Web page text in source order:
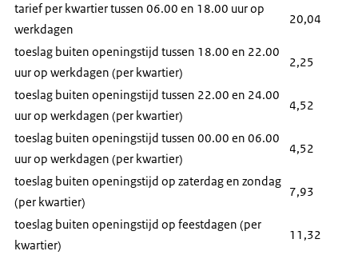
tarief per kwartier tussen 06.00 en 18.00 uur op
werkdagen
20,04
toeslag buiten openingstijd tussen 18.00 en 22.00
uur op werkdagen (per kwartier)
2,25
toeslag buiten openingstijd tussen 22.00 en 24.00
uur op werkdagen (per kwartier)
4,52
toeslag buiten openingstijd tussen 00.00 en 06.00
uur op werkdagen (per kwartier)
4,52
toeslag buiten openingstijd op zaterdag en zondag
(per kwartier)
7,93
toeslag buiten openingstijd op feestdagen (per
kwartier)
11,32